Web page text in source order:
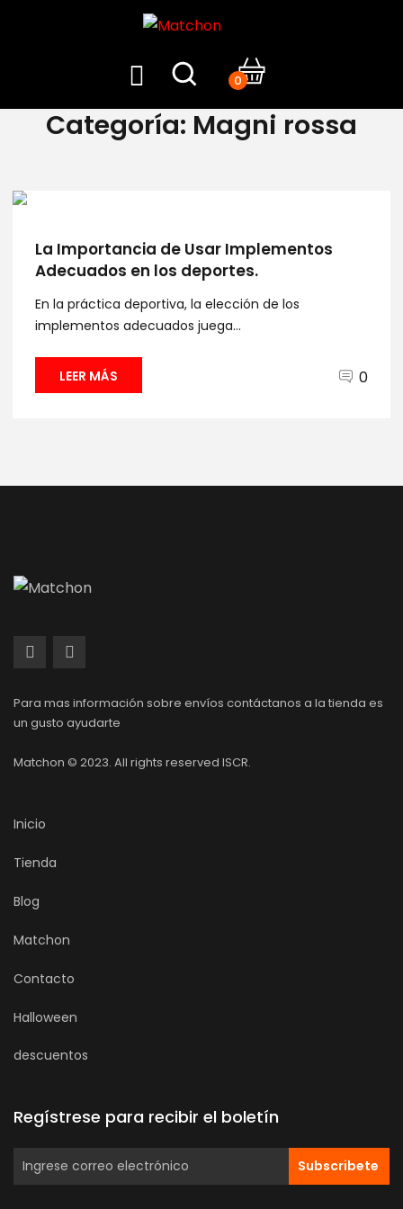
0
Categoría: Magni rossa
La Importancia de Usar Implementos
Adecuados en los deportes.
En la práctica deportiva, la elección de los
implementos adecuados juega...
LEER MÁS 0
Para mas información sobre envíos contáctanos a la tienda es
un gusto ayudarte
Matchon © 2023. All rights reserved ISCR.
Inicio
Tienda
Blog
Matchon
Contacto
Halloween
descuentos
Regístrese para recibir el boletín
Subscribete